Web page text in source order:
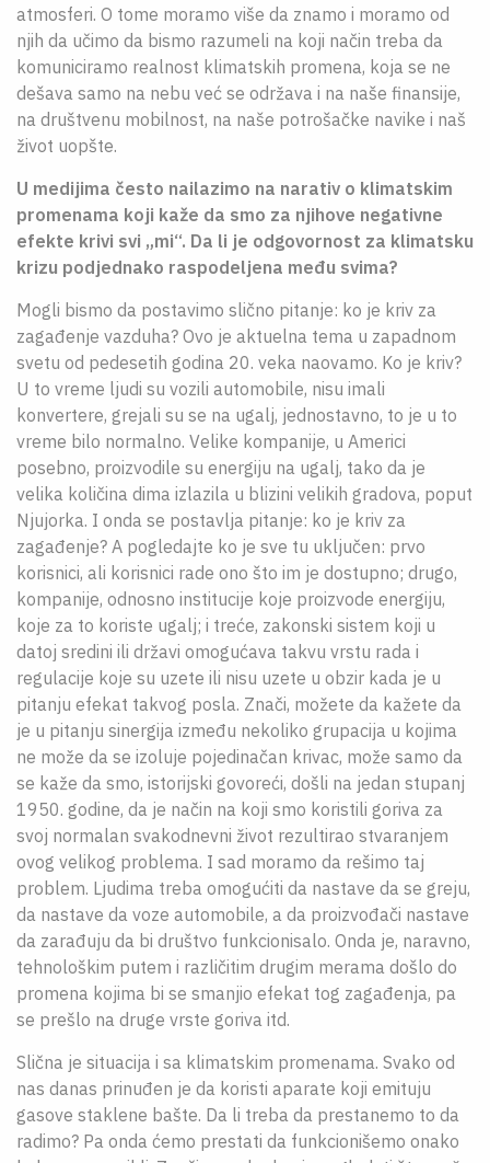
atmosferi. O tome moramo više da znamo i moramo od
njih da učimo da bismo razumeli na koji način treba da
komuniciramo realnost klimatskih promena, koja se ne
dešava samo na nebu već se održava i na naše finansije,
na društvenu mobilnost, na naše potrošačke navike i naš
život uopšte.
U medijima često nailazimo na narativ o klimatskim
promenama koji kaže da smo za njihove negativne
efekte krivi svi „mi“. Da li je odgovornost za klimatsku
krizu podjednako raspodeljena među svima?
Mogli bismo da postavimo slično pitanje: ko je kriv za
zagađenje vazduha? Ovo je aktuelna tema u zapadnom
svetu od pedesetih godina 20. veka naovamo. Ko je kriv?
U to vreme ljudi su vozili automobile, nisu imali
konvertere, grejali su se na ugalj, jednostavno, to je u to
vreme bilo normalno. Velike kompanije, u Americi
posebno, proizvodile su energiju na ugalj, tako da je
velika količina dima izlazila u blizini velikih gradova, poput
Njujorka. I onda se postavlja pitanje: ko je kriv za
zagađenje? A pogledajte ko je sve tu uključen: prvo
korisnici, ali korisnici rade ono što im je dostupno; drugo,
kompanije, odnosno institucije koje proizvode energiju,
koje za to koriste ugalj; i treće, zakonski sistem koji u
datoj sredini ili državi omogućava takvu vrstu rada i
regulacije koje su uzete ili nisu uzete u obzir kada je u
pitanju efekat takvog posla. Znači, možete da kažete da
je u pitanju sinergija između nekoliko grupacija u kojima
ne može da se izoluje pojedinačan krivac, može samo da
se kaže da smo, istorijski govoreći, došli na jedan stupanj
1950. godine, da je način na koji smo koristili goriva za
svoj normalan svakodnevni život rezultirao stvaranjem
ovog velikog problema. I sad moramo da rešimo taj
problem. Ljudima treba omogućiti da nastave da se greju,
da nastave da voze automobile, a da proizvođači nastave
da zarađuju da bi društvo funkcionisalo. Onda je, naravno,
tehnološkim putem i različitim drugim merama došlo do
promena kojima bi se smanjio efekat tog zagađenja, pa
se prešlo na druge vrste goriva itd.
Slična je situacija i sa klimatskim promenama. Svako od
nas danas prinuđen je da koristi aparate koji emituju
gasove staklene bašte. Da li treba da prestanemo to da
radimo? Pa onda ćemo prestati da funkcionišemo onako